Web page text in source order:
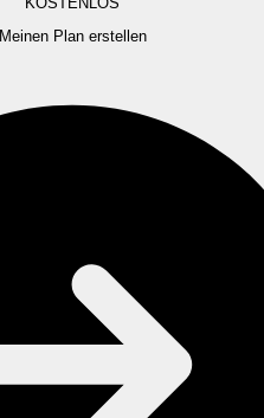
Meinen Plan erstellen